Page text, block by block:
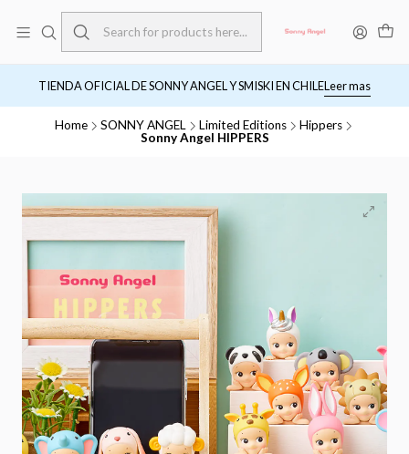
TIENDA OFICIAL DE SONNY ANGEL Y SMISKI EN CHILELeer mas
Home SONNY ANGEL Limited Editions
Hippers
Sonny Angel HIPPERS